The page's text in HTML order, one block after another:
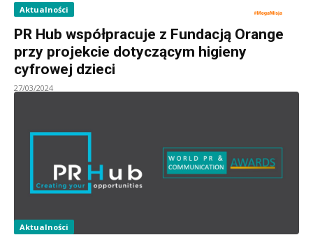
Aktualności
PR Hub współpracuje z Fundacją Orange
przy projekcie dotyczącym higieny
cyfrowej dzieci
27/03/2024
Aktualności